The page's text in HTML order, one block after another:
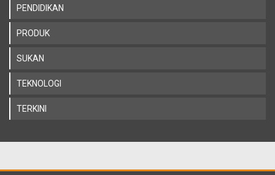
PENDIDIKAN
PRODUK
SUKAN
TEKNOLOGI
TERKINI